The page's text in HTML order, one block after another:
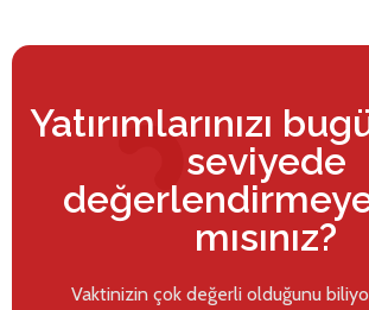
Yatırımlarınızı
seviyede
mısınız?
Vaktinizin çok değerli olduğunu